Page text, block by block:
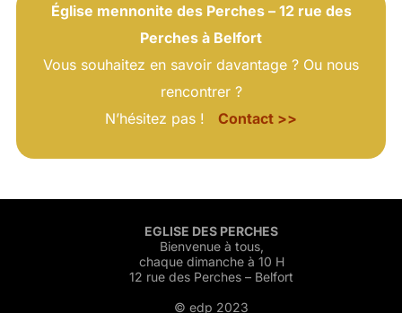
Église mennonite des Perches – 12 rue des
Perches à Belfort
Vous souhaitez en savoir davantage ? Ou nous
rencontrer ?
N’hésitez pas ! Contact >>
EGLISE DES PERCHES
Bienvenue à tous,
chaque dimanche à 10 H
12 rue des Perches – Belfort
© edp 2023